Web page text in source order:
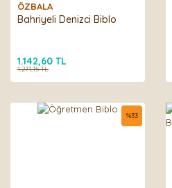
ÖZBALA
Bahriyeli Denizci Biblo
1.142,60 TL
1.271,15 TL
%33